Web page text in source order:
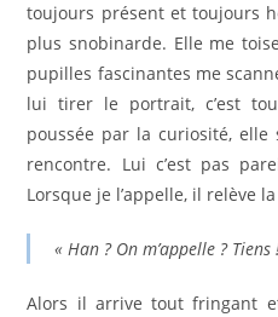
toujours présent et toujours
plus snobinarde. Elle me
pupilles fascinantes me
lui tirer le portrait, c’est
poussée par la curiosité,
rencontre. Lui c’est pas
Lorsque je l’appelle, il relève
« Han ? On m’appelle ?
Alors il arrive tout fringant